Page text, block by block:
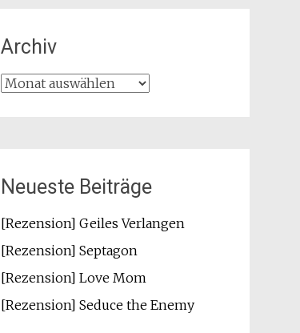
Archiv
Archiv
Neueste Beiträge
[Rezension] Geiles Verlangen
[Rezension] Septagon
[Rezension] Love Mom
[Rezension] Seduce the Enemy